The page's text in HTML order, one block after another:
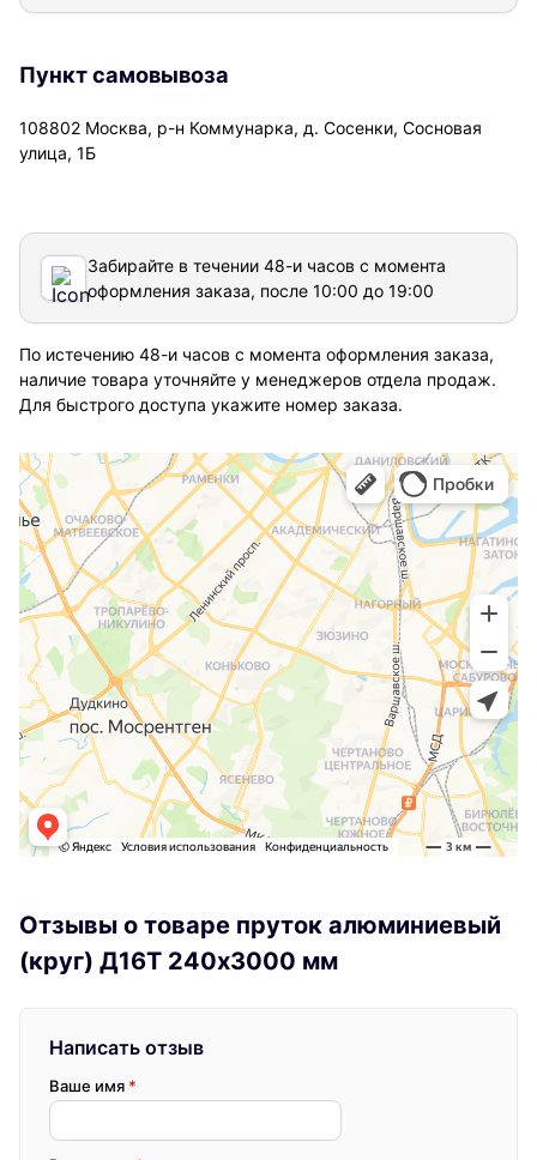
Пункт самовывоза
108802 Москва, р-н Коммунарка, д. Сосенки, Сосновая
улица, 1Б
Забирайте в течении 48-и часов с момента
оформления заказа, после 10:00 до 19:00
По истечению 48-и часов с момента оформления заказа,
наличие товара уточняйте у менеджеров отдела продаж.
Для быстрого доступа укажите номер заказа.
Отзывы о товаре пруток алюминиевый
(круг) Д16Т 240х3000 мм
Написать отзыв
Ваше имя *